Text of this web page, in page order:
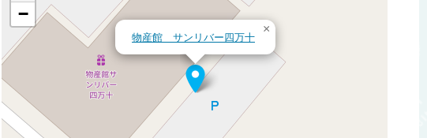
物産館 サンリバー四万十
×
−